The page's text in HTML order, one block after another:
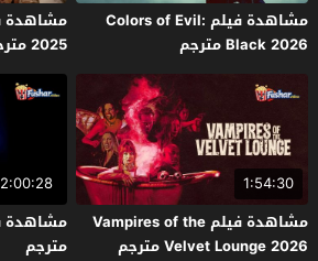
مشاهدة فيلم Colors of Evil:
Black 2026 مترجم
2025 مترجم
1:54:30
مشاهدة فيلم Vampires of the
Velvet Lounge 2026 مترجم
2:00:28
مترجم